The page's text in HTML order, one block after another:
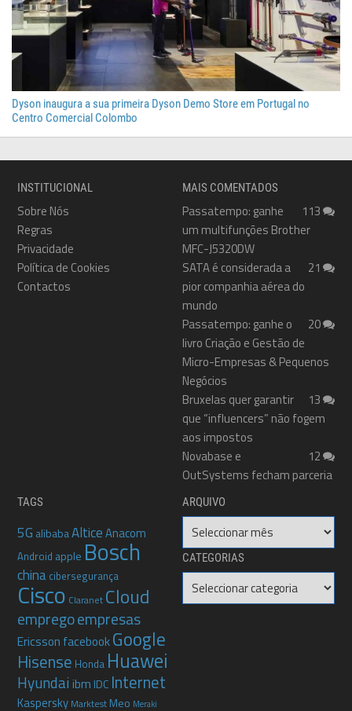
Dyson inaugura a sua primeira Dyson Demo Store em Portugal no
Centro Comercial Colombo
INSTITUCIONAL
Sobre Nós
Regras
Privacidade
Política de Cookies
Contactos
MAIS COMENTADOS
113
Passatempo: ganhe
um multifunções Brother
MFC-J5320DW
21
SATA é considerada a
pior companhia aérea do
mundo
20
Passatempo: ganhe o
livro Criação e Gestão de
Micro-Empresas & Pequenos
Negócios
13
Bruxelas quer garantir
que “influencers” não fogem
aos impostos
12
Novabase e
OutSystems fecham parceria
TAGS
5G alibabaAlticeAnacom
Android apple Bosch
china cibersegurança
Cisco Claranet Cloud
empregoempresas
Ericsson facebookGoogle
Hisense Honda Huawei
Hyundai ibm IDC Internet
Kaspersky Marktest Meo Meraki
ARQUIVO
Arquivo
CATEGORIAS
Categorias